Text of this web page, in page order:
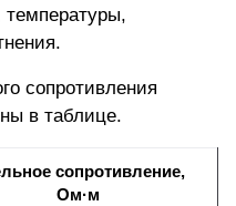
температуры,
сопротивления
в таблице.
сопротивление,
Ом·м